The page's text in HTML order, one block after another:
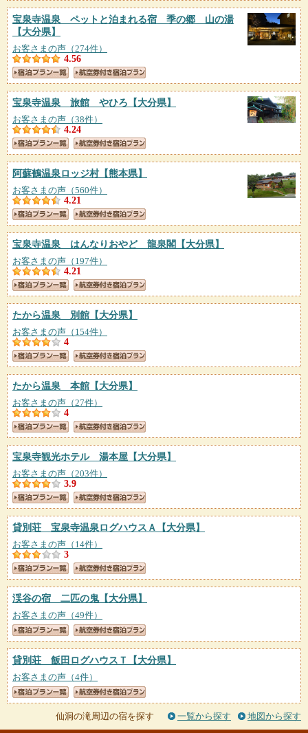
宝泉寺温泉 ペットと泊まれる宿 季の郷 山の湯
【大分県】
お客さまの声（274件）
4.56
宝泉寺温泉 旅館 やひろ 【大分県】
お客さまの声（38件）
4.24
阿蘇鶴温泉ロッジ村【熊本県】
お客さまの声（560件）
4.21
宝泉寺温泉 はんなりおやど 龍泉閣 【大分県】
お客さまの声（197件）
4.21
たから温泉 別館 【大分県】
お客さまの声（154件）
4
たから温泉 本館 【大分県】
お客さまの声（27件）
4
宝泉寺観光ホテル 湯本屋 【大分県】
お客さまの声（203件）
3.9
貸別荘 宝泉寺温泉ログハウスＡ 【大分県】
お客さまの声（14件）
3
渓谷の宿 二匹の鬼【大分県】
お客さまの声（49件）
貸別荘 飯田ログハウスＴ 【大分県】
お客さまの声（4件）
仙洞の滝周辺の宿を探す 一覧から探す 地図から探す